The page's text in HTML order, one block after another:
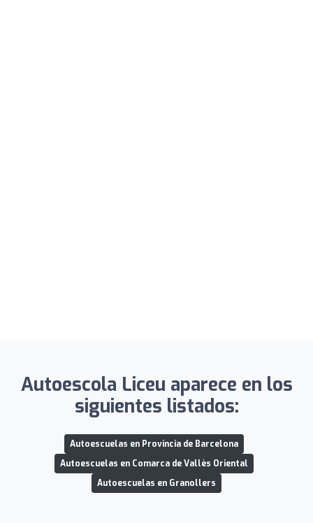
Autoescola Liceu aparece en los
siguientes listados:
Autoescuelas en Provincia de Barcelona
Autoescuelas en Comarca de Vallès Oriental
Autoescuelas en Granollers